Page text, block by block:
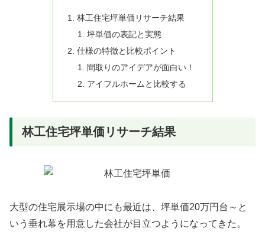
林工住宅坪単価リサーチ結果
坪単価の表記と実態
仕様の特徴と比較ポイント
間取りのアイデアが面白い！
アイフルホームと比較する
林工住宅坪単価リサーチ結果
大型の住宅展示場の中にも最近は、坪単価20万円台～と
いう垂れ幕を用意した会社が目立つようになってきた。